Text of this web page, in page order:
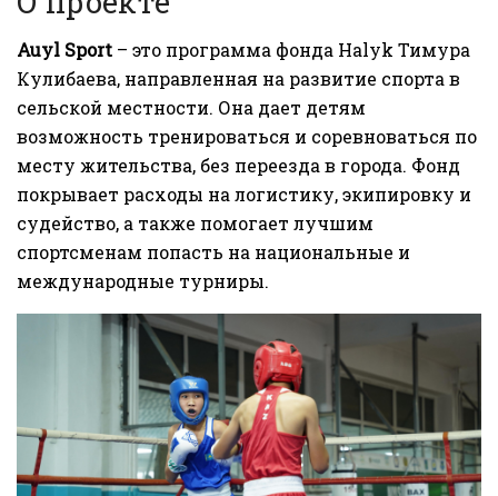
Auyl Sport – это программа фонда Halyk Тимура
Кулибаева, направленная на развитие спорта в
сельской местности. Она дает детям
возможность тренироваться и соревноваться по
месту жительства, без переезда в города. Фонд
покрывает расходы на логистику, экипировку и
судейство, а также помогает лучшим
спортсменам попасть на национальные и
международные турниры.